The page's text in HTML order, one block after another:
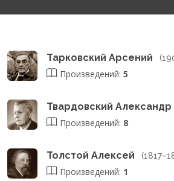
Тарковский Арсений
Произведений: 5
Твардовский Александр
Произведений: 8
Толстой Алексей
Произведений: 1